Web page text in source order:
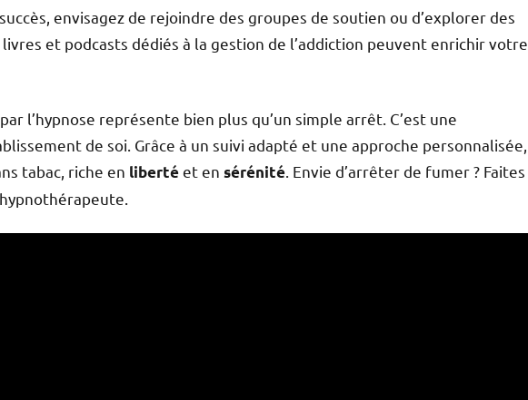
envisagez de rejoindre des groupes de soutien ou d’explorer des
livres et podcasts dédiés à la gestion de l’addiction peuvent enrichir votre
l’hypnose représente bien plus qu’un simple arrêt. C’est une
de soi. Grâce à un suivi adapté et une approche personnalisée,
tabac, riche en libertéet en sérénité. Envie d’arrêter de fumer ? Faites